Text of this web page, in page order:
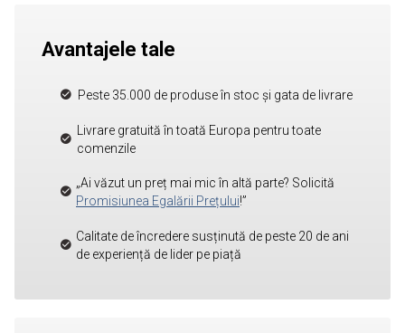
Avantajele tale
Peste 35.000 de produse în stoc și gata de livrare
Livrare gratuită în toată Europa pentru toate
comenzile
„Ai văzut un preț mai mic în altă parte? Solicită
Promisiunea Egalării Prețului!”
Calitate de încredere susținută de peste 20 de ani
de experiență de lider pe piață